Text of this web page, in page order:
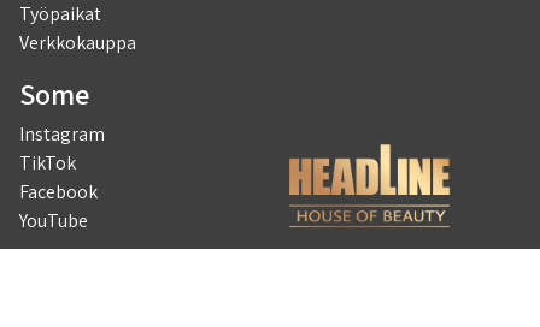
Työpaikat
Verkkokauppa
Some
Instagram
TikTok
Facebook
YouTube